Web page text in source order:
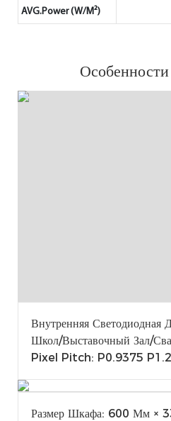
AVG.Power (W/M²)
Внутренняя Светодиодная
Школ/выставочный Зал/
Pixel Pitch: P0.9375
Размер Шкафа: 600 Мм ×